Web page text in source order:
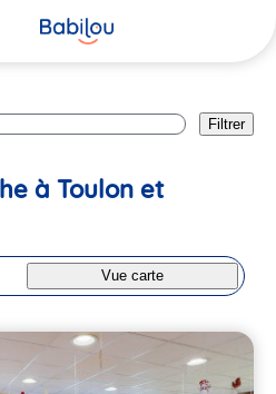
Filtrer
à Toulon et
Vue carte